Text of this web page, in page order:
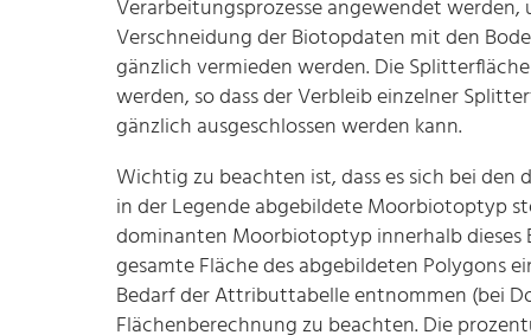
Verarbeitungsprozesse angewendet
Verschneidung der Biotopdaten mit den
gänzlich vermieden werden. Die
werden, so dass der Verbleib einzelner
gänzlich ausgeschlossen werden kann.
Wichtig zu beachten ist, dass es sich bei
in der Legende abgebildete Moorbiotoptyp
dominanten Moorbiotoptyp innerhalb
gesamte Fläche des abgebildeten Polygons
Bedarf der Attributtabelle entnommen (bei
Flächenberechnung zu beachten. Die